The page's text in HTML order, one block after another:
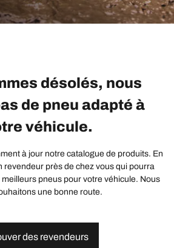
désolés, nous
de pneu adapté à
véhicule.
à jour notre catalogue de produits. En
revendeur près de chez vous qui pourra
pneus pour votre véhicule. Nous
une bonne route.
des revendeurs